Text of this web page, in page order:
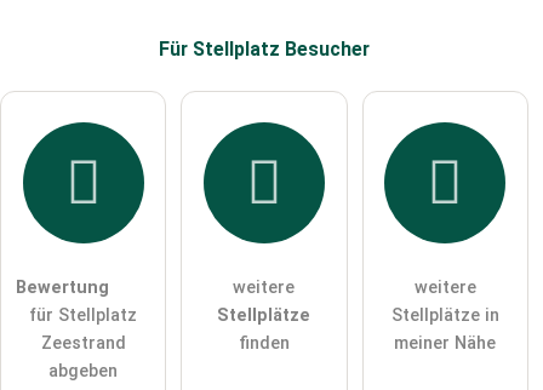
E-Mail-Adresse (wird nicht veröffentlicht)
Hiermit akzeptiere ich die .
öffentliche Frage stellen Abbrechen
Hinweis:Bitte beachten Sie, öffentliche Fragen sind
Für Stellplatz Besucher
Bewertung
für Stellplatz
Zeestrand
abgeben
weitere
Stellplätze
finden
weitere
Stellplätze in
meiner Nähe